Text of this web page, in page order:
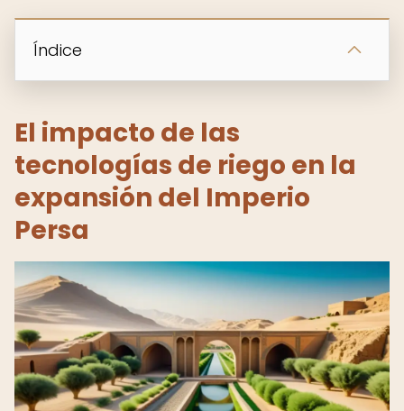
Índice
El impacto de las
tecnologías de riego en la
expansión del Imperio
Persa